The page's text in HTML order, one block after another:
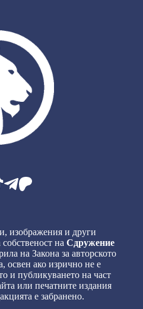
изображения и други
собственост наСдружение
на Закона за авторското
освен ако изрично не е
и публикуването на част
или печатните издания
е забранено.